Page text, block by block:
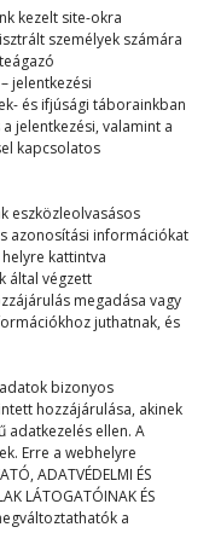
kezelt site-okra
személyek számára
jelentkezési
és ifjúsági táborainkban
jelentkezési, valamint a
kapcsolatos
eszközleolvasásos
azonosítási információkat
kattintva
által végzett
megadása vagy
juthatnak, és
bizonyos
hozzájárulása, akinek
adatkezelés ellen. A
Erre a webhelyre
ADATVÉDELMI ÉS
LÁTOGATÓINAK ÉS
a
élő szerves
az…